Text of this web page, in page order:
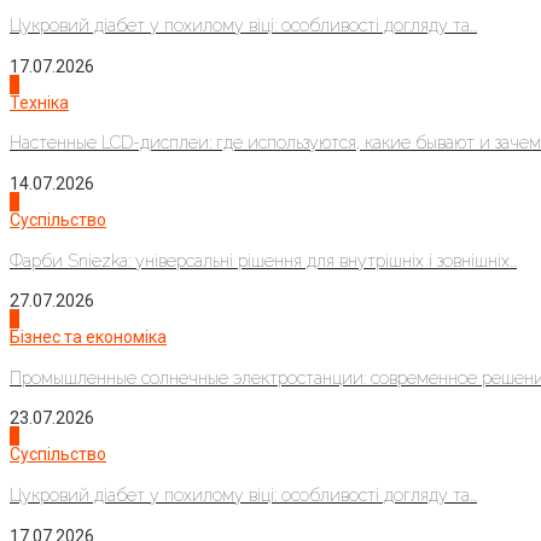
Цукровий діабет у похилому віці: особливості догляду та...
17.07.2026
Техніка
Настенные LCD-дисплеи: где используются, какие бывают и
14.07.2026
Суспільство
Фарби Sniezka: універсальні рішення для внутрішніх і зовнішніх...
27.07.2026
Бізнес та економіка
Промышленные солнечные электростанции: современное
23.07.2026
Суспільство
Цукровий діабет у похилому віці: особливості догляду та...
17.07.2026